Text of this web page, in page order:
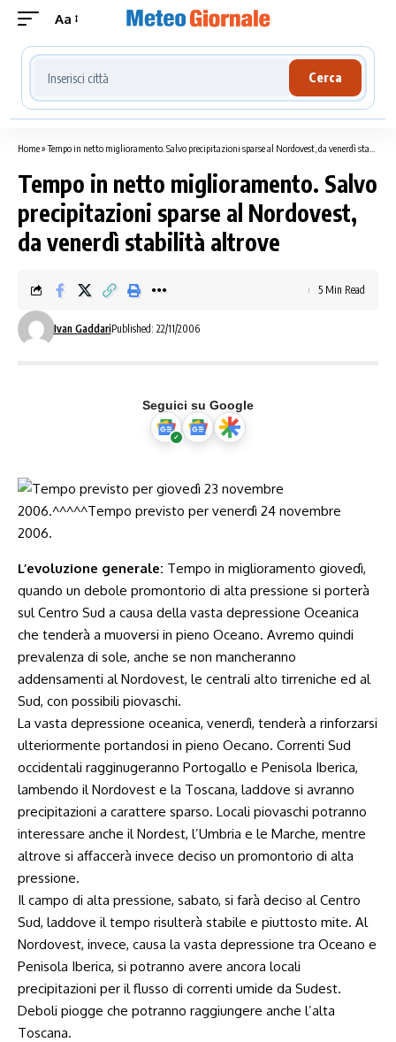
Aa
Cerca località meteo
Cerca
Home»Tempo in netto miglioramento. Salvo precipitazioni sparse al Nordovest, da venerdì stabilità altrove
Tempo in netto miglioramento. Salvo
precipitazioni sparse al Nordovest,
da venerdì stabilità altrove
Ivan GaddariPublished: 22/11/2006
5 Min Read
Seguici su Google
L’evoluzione generale: Tempo in miglioramento giovedì,
quando un debole promontorio di alta pressione si porterà
sul Centro Sud a causa della vasta depressione Oceanica
che tenderà a muoversi in pieno Oceano. Avremo quindi
prevalenza di sole, anche se non mancheranno
addensamenti al Nordovest, le centrali alto tirreniche ed al
Sud, con possibili piovaschi.
La vasta depressione oceanica, venerdì, tenderà a rinforzarsi
ulteriormente portandosi in pieno Oecano. Correnti Sud
occidentali ragginugeranno Portogallo e Penisola Iberica,
lambendo il Nordovest e la Toscana, laddove si avranno
precipitazioni a carattere sparso. Locali piovaschi potranno
interessare anche il Nordest, l’Umbria e le Marche, mentre
altrove si affaccerà invece deciso un promontorio di alta
pressione.
Il campo di alta pressione, sabato, si farà deciso al Centro
Sud, laddove il tempo risulterà stabile e piuttosto mite. Al
Nordovest, invece, causa la vasta depressione tra Oceano e
Penisola Iberica, si potranno avere ancora locali
precipitazioni per il flusso di correnti umide da Sudest.
Deboli piogge che potranno raggiungere anche l’alta
Toscana.